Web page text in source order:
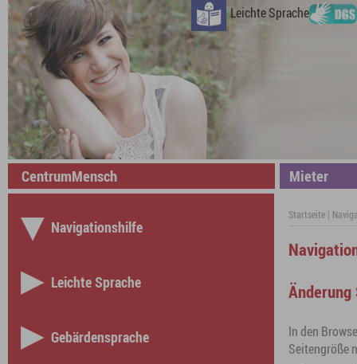
Leichte Sprache
CentrumMensch Mieter
Navigationshilfe
Leichte Sprache
Gebärdensprache
Startseite |
In den
Seitengröße